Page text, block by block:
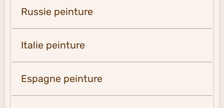
Russie peinture
Italie peinture
Espagne peinture